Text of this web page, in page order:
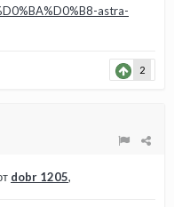
astra-
2
dobr 1205,